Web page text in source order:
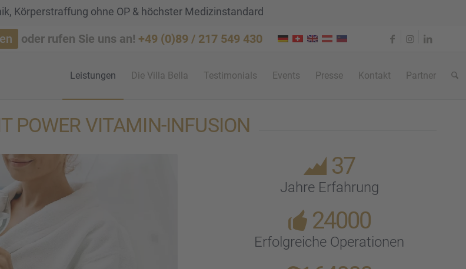
Körperstraffung ohne OP & höchster Medizinstandard
oder rufen Sie uns an! +49 (0)89 / 217 549 430
Leistun­gen Die Villa Bella Testi­mo­ni­als Events Presse Kontakt Partner
POWER VITAMIN-INFUSION
37
Jahre Erfah­rung
24000
Erfolg­rei­che Opera­tio­nen